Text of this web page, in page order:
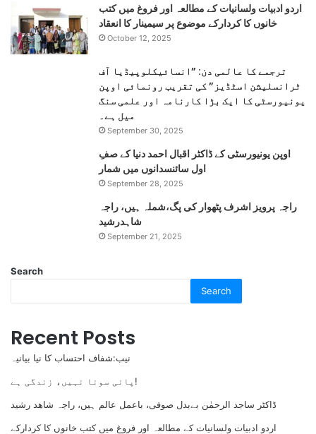
اردو ادبیات ولسانیات کے مطالعہ اور فروغ میں کتب
خانوں کا کردارکے موضوع پر سیمینار کا انعقاد
October 12, 2025
ترجمے کا عالمی دن: ”انسائیکلوپیڈیا آف
ٹرانسلیشن اسٹڈیز” کی تقریب رونمائی اوپن
یونیورسٹی کا ایک بڑا کارنامہ اور علمی سنگ
میل ہے۔
September 30, 2025
اوپن یونیورسٹی کے ڈاکٹر اقبال احمد دنیا کے صفِ
اول سائنسدانوں میں شمار
September 28, 2025
راجہ پرویز اشرف پٹھوار کی پگ،شملہ ہیں، راجہ
شاہدرشید
September 21, 2025
Search
Search
Recent Posts
نیب:شفاف احتساب کا نیا بیانیہ
پانی سونا نہیں، زندگی ہے!
ڈاکٹر ساجد الرحمٰن بےبدل صوفی، باعمل عالم ہیں، راجہ شاھد رشید
اردو ادبیات ولسانیات کے مطالعہ اور فروغ میں کتب خانوں کا کردارکے